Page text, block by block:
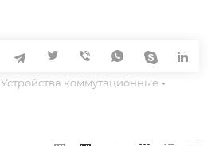
Устройства коммутационные